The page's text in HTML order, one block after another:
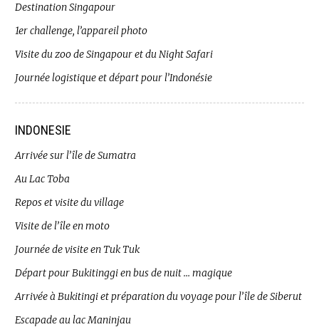
Destination Singapour
1er challenge, l’appareil photo
Visite du zoo de Singapour et du Night Safari
Journée logistique et départ pour l’Indonésie
INDONESIE
Arrivée sur l’île de Sumatra
Au Lac Toba
Repos et visite du village
Visite de l’île en moto
Journée de visite en Tuk Tuk
Départ pour Bukitinggi en bus de nuit … magique
Arrivée à Bukitingi et préparation du voyage pour l’île de Siberut
Escapade au lac Maninjau